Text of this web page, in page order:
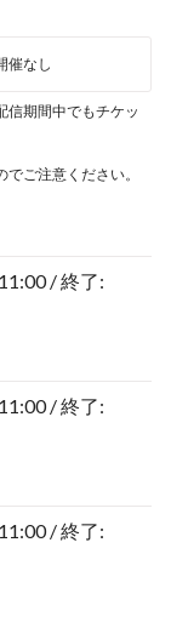
催なし
期間中でもチケッ
ご注意ください。
/ 終了:
/ 終了:
/ 終了: